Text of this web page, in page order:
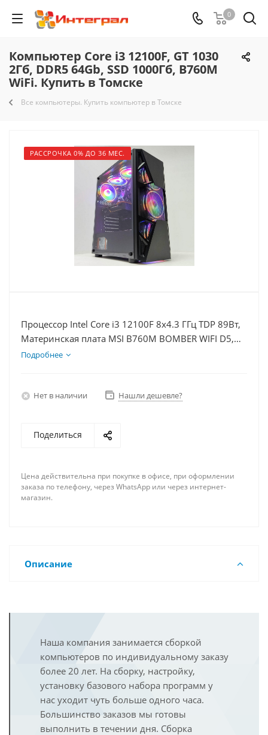
0
Компьютер Core i3 12100F, GT 1030
2Гб, DDR5 64Gb, SSD 1000Гб, B760M
WiFi. Купить в Томске
Все компьютеры. Купить компьютер в Томске
РАССРОЧКА 0% ДО 36 МЕС.
Процессор Intel Core i3 12100F 8x4.3 ГГц TDP 89Вт,
Материнская плата MSI B760M BOMBER WIFI D5,
Видеокарта GT 1030 2Гб, Память DDR5 64Gb,
Подробнее
Нет в наличии Нашли дешевле?
Поделиться
Цена действительна при покупке в офисе, при оформлении
заказа по телефону, через WhatsApp или через интернет-
магазин.
Описание
Наша компания занимается сборкой
компьютеров по индивидуальному заказу
более 20 лет. На сборку, настройку,
установку базового набора программ у
нас уходит чуть больше одного часа.
Большинство заказов мы готовы
выполнить в течении дня. Сборка